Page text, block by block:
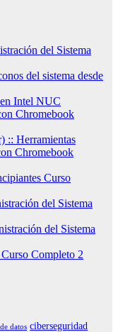
del Sistema
del sistema desde
Intel NUC
Chromebook
:: Herramientas
Chromebook
Curso
del Sistema
del Sistema
Completo 2
datos ciberseguridad